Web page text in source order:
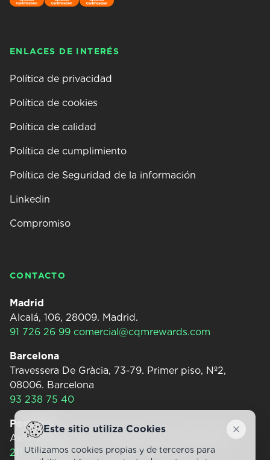
ENLACES DE INTERÉS
Política de privacidad
Política de cookies
Política de calidad
Política de cumplimiento
Política de Seguridad de la información
Linkedin
Compromiso
CONTACTO
Madrid
Alcalá, 106, 28009. Madrid.
91 726 26 99 comercial@cqmrewards.com
Barcelona
Travessera De Gràcia, 73-79. Primer piso, Nº2,
08006. Barcelona
93 238 75 40
Portugal
Avª de Berna nº11, 5º Andar, 1050-036. Lisboa.
211 904 740
Este sitio utiliza Cookies Dismiss
Utilizamos cookies propias y de terceros para